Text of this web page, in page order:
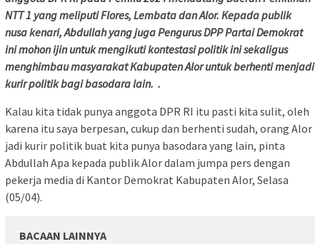
NTT 1 yang meliputi Flores, Lembata dan Alor. Kepada publik
nusa kenari, Abdullah yang juga Pengurus DPP Partai Demokrat
ini mohon ijin untuk mengikuti kontestasi politik ini sekaligus
menghimbau masyarakat Kabupaten Alor untuk berhenti menjadi
kurir politik bagi basodara lain. .
Kalau kita tidak punya anggota DPR RI itu pasti kita sulit, oleh
karena itu saya berpesan, cukup dan berhenti sudah, orang Alor
jadi kurir politik buat kita punya basodara yang lain, pinta
Abdullah Apa kepada publik Alor dalam jumpa pers dengan
pekerja media di Kantor Demokrat Kabupaten Alor, Selasa
(05/04).
BACAAN LAINNYA